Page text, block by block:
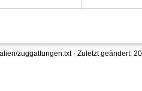
zuggattungen.txt· Zuletzt geändert: